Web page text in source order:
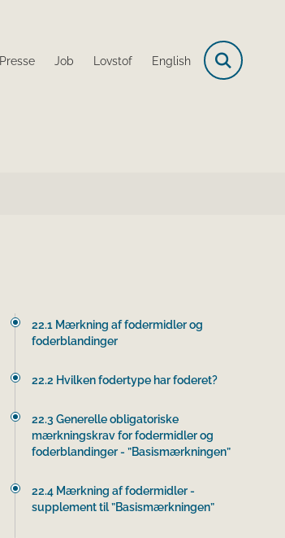
Presse Job Lovstof English
22.1 Mærkning af fodermidler og
foderblandinger
22.2 Hvilken fodertype har foderet?
22.3 Generelle obligatoriske
mærkningskrav for fodermidler og
foderblandinger - ”Basismærkningen”
22.4 Mærkning af fodermidler -
supplement til ”Basismærkningen”